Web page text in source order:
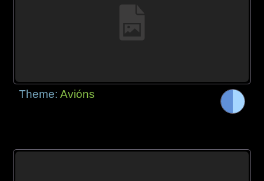
Theme:Avións